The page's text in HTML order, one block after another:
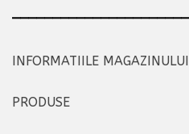
INFORMATIILE MAGAZINULUI
PRODUSE